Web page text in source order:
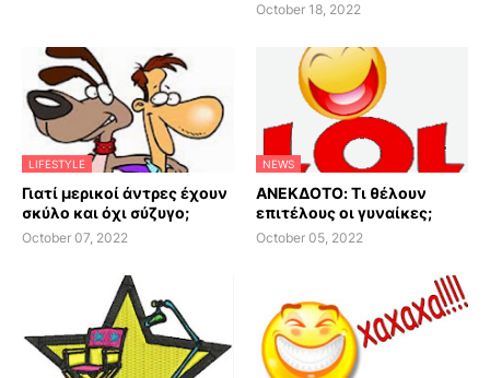
October 18, 2022
LIFESTYLE
Γιατί μερικοί άντρες έχουν
σκύλο και όχι σύζυγο;
October 07, 2022
NEWS
ΑΝΕΚΔΟΤΟ: Τι θέλουν
επιτέλους οι γυναίκες;
October 05, 2022